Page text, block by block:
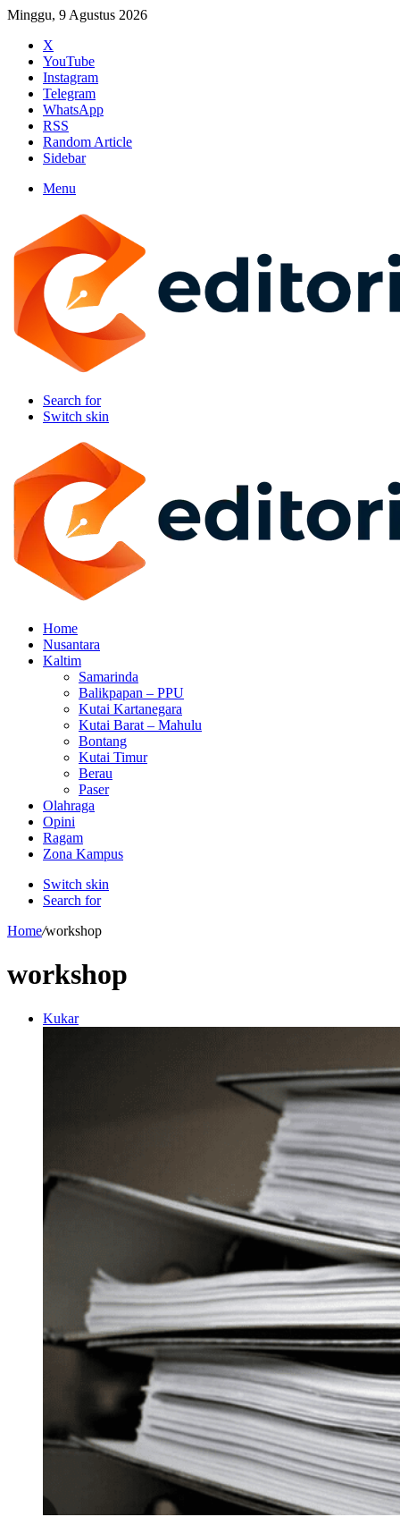
Minggu, 9 Agustus 2026
X
YouTube
Instagram
Telegram
WhatsApp
RSS
Random Article
Sidebar
Menu
Search for
Switch skin
Home
Nusantara
Kaltim
Samarinda
Balikpapan – PPU
Kutai Kartanegara
Kutai Barat – Mahulu
Bontang
Kutai Timur
Berau
Paser
Olahraga
Opini
Ragam
Zona Kampus
Switch skin
Search for
Home/workshop
workshop
Kukar